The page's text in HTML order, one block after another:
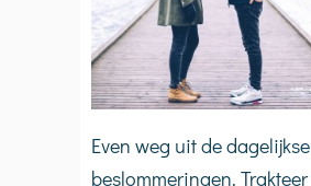
Even weg uit de dagelijkse
beslommeringen. Trakteer